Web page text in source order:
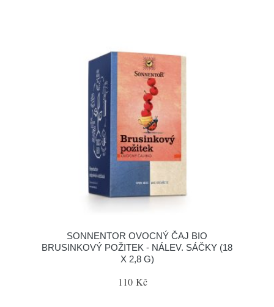
SONNENTOR OVOCNÝ ČAJ BIO
BRUSINKOVÝ POŽITEK - NÁLEV. SÁČKY (18
X 2,8 G)
110 Kč